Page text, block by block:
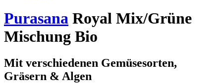
Purasana Royal Mix/Grüne
Mischung Bio
Mit verschiedenen Gemüsesorten,
Gräsern & Algen